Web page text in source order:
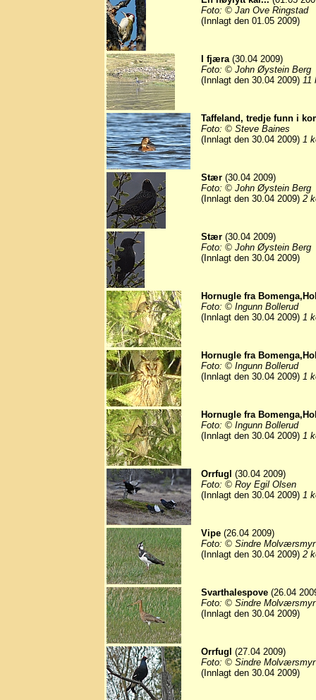
Foto: © Jan Ove Ringstad
(Innlagt den 01.05 2009)
I fjæra(30.04 2009)
Foto: © John Øystein Berg
(Innlagt den 30.04 2009) 11
Taffeland, tredje funn i
Foto: © Steve Baines
(Innlagt den 30.04 2009) 1
Stær (30.04 2009)
Foto: © John Øystein Berg
(Innlagt den 30.04 2009) 2
Stær (30.04 2009)
Foto: © John Øystein Berg
(Innlagt den 30.04 2009)
Hornugle fra
Foto: © Ingunn Bollerud
(Innlagt den 30.04 2009) 1
Hornugle fra
Foto: © Ingunn Bollerud
(Innlagt den 30.04 2009) 1
Hornugle fra
Foto: © Ingunn Bollerud
(Innlagt den 30.04 2009) 1
Orrfugl (30.04 2009)
Foto: © Roy Egil Olsen
(Innlagt den 30.04 2009) 1
Vipe (26.04 2009)
Foto: © Sindre Molværsmyr
(Innlagt den 30.04 2009) 2
Svarthalespove (26.04
Foto: © Sindre Molværsmyr
(Innlagt den 30.04 2009)
Orrfugl (27.04 2009)
Foto: © Sindre Molværsmyr
(Innlagt den 30.04 2009)